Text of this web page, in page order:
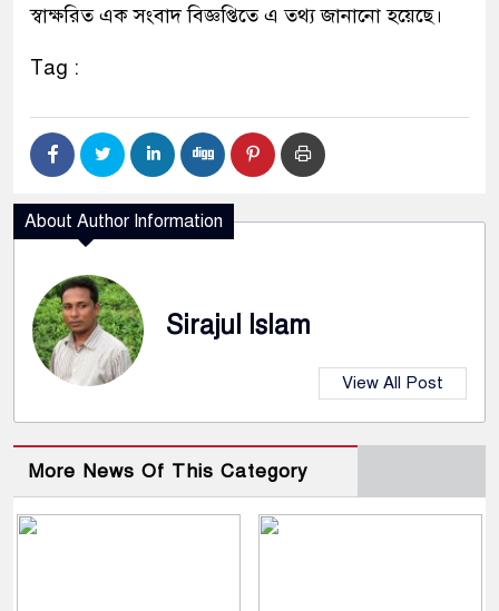
স্বাক্ষরিত এক সংবাদ বিজ্ঞপ্তিতে এ তথ্য জানানো হয়েছে।
Tag :
About Author Information
Sirajul Islam
View All Post
More News Of This Category